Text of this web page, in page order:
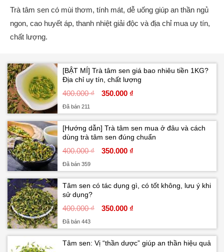
Trà tâm sen có mùi thơm, tính mát, dễ uống giúp an thần ngủ
ngon, cao huyết áp, thanh nhiệt giải độc và địa chỉ mua uy tín,
chất lượng.
[BẬT MÍ] Trà tâm sen giá bao nhiêu tiền 1KG?
Địa chỉ uy tín, chất lượng
400.000 ₫ 350.000 ₫
Đã bán 211
[Hướng dẫn] Trà tâm sen mua ở đâu và cách
dùng trà tâm sen đúng chuẩn
400.000 ₫ 350.000 ₫
Đã bán 359
Tâm sen có tác dụng gì, có tốt không, lưu ý khi
sử dụng?
400.000 ₫ 350.000 ₫
Đã bán 443
Tâm sen: Vị “thần dược” giúp an thần hiệu quả